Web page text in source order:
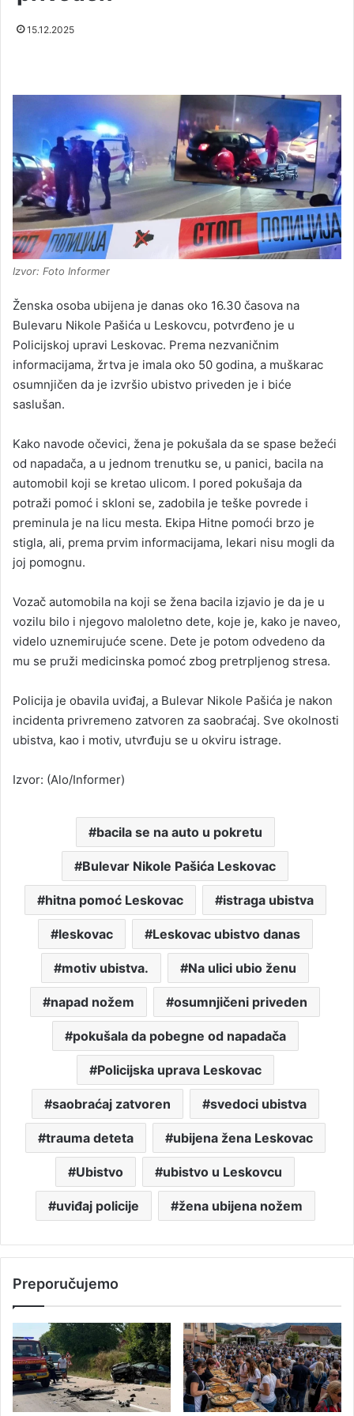
15.12.2025
Izvor: Foto Informer
Ženska osoba ubijena je danas oko 16.30 časova na
Bulevaru Nikole Pašića u Leskovcu, potvrđeno je u
Policijskoj upravi Leskovac. Prema nezvaničnim
informacijama, žrtva je imala oko 50 godina, a muškarac
osumnjičen da je izvršio ubistvo priveden je i biće
saslušan.
Kako navode očevici, žena je pokušala da se spase bežeći
od napadača, a u jednom trenutku se, u panici, bacila na
automobil koji se kretao ulicom. I pored pokušaja da
potraži pomoć i skloni se, zadobila je teške povrede i
preminula je na licu mesta. Ekipa Hitne pomoći brzo je
stigla, ali, prema prvim informacijama, lekari nisu mogli da
joj pomognu.
Vozač automobila na koji se žena bacila izjavio je da je u
vozilu bilo i njegovo maloletno dete, koje je, kako je naveo,
videlo uznemirujuće scene. Dete je potom odvedeno da
mu se pruži medicinska pomoć zbog pretrpljenog stresa.
Policija je obavila uviđaj, a Bulevar Nikole Pašića je nakon
incidenta privremeno zatvoren za saobraćaj. Sve okolnosti
ubistva, kao i motiv, utvrđuju se u okviru istrage.
Izvor: (Alo/Informer)
bacila se na auto u pokretu
Bulevar Nikole Pašića Leskovac
hitna pomoć Leskovac istraga ubistva
leskovac Leskovac ubistvo danas
motiv ubistva. Na ulici ubio ženu
napad nožem osumnjičeni priveden
pokušala da pobegne od napadača
Policijska uprava Leskovac
saobraćaj zatvoren svedoci ubistva
trauma deteta ubijena žena Leskovac
Ubistvo ubistvo u Leskovcu
uviđaj policije žena ubijena nožem
Preporučujemo